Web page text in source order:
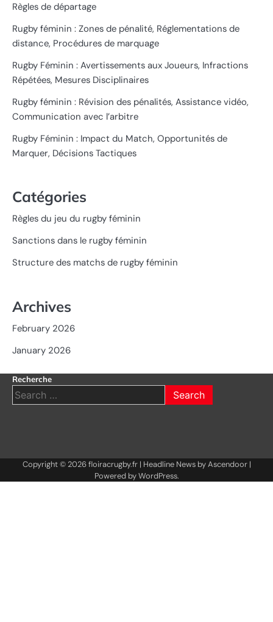
Règles de départage
Rugby féminin : Zones de pénalité, Réglementations de
distance, Procédures de marquage
Rugby Féminin : Avertissements aux Joueurs, Infractions
Répétées, Mesures Disciplinaires
Rugby féminin : Révision des pénalités, Assistance vidéo,
Communication avec l’arbitre
Rugby Féminin : Impact du Match, Opportunités de
Marquer, Décisions Tactiques
Catégories
Règles du jeu du rugby féminin
Sanctions dans le rugby féminin
Structure des matchs de rugby féminin
Archives
February 2026
January 2026
Recherche
Search
for:
Copyright © 2026floiracrugby.fr| Headline News byAscendoor|
Powered byWordPress.